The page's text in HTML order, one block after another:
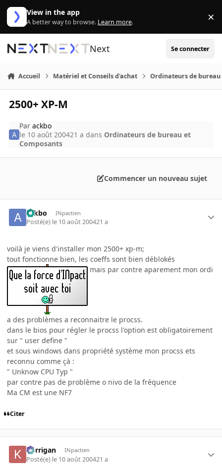
Aller au contenu
View in the app
A better way to browse. Learn more. ×
Next Se connecter
Accueil Matériel et Conseils d'achat Ordinateurs de bureau
2500+ XP-M
Parackbo
le 10 août 200421 a dans Ordinateurs de bureau et
Composants
Commencer un nouveau sujet
ackbo INpactien
Posté(e) le 10 août 200421 a
voilà je viens d'installer mon 2500+ xp-m;
tout fonctionne bien, les coeffs sont bien déblokés
mais par contre aparement mon ordi
a des problèmes a reconnaitre le procss.
dans le bios pour régler le procss l'option est obligatoirement
sur " user define "
et sous windows dans propriété système mon procss ets
reconnu comme çà :
" Unknow CPU Typ "
par contre pas de problème o nivo de la fréquence
Ma CM est une NF7
Citer
korrigan INpactien
Posté(e) le 10 août 200421 a